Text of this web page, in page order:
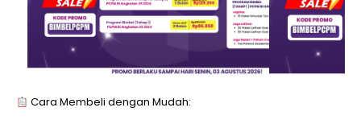
Cara Membeli dengan Mudah: